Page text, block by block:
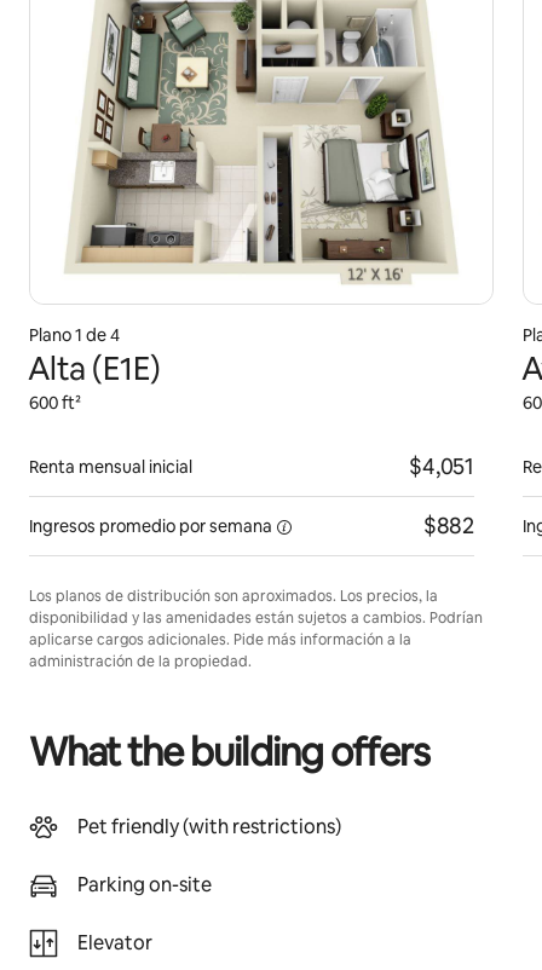
Plano 1 de 4
Alta (E1E)
600 ft²
Renta mensual inicial $4,051
Ingresos promedio porsemana $882
Los planos de distribución son aproximados. Los precios, la
disponibilidad y las amenidades están sujetos a cambios. Podrían
aplicarse cargos adicionales. Pide más información a la
administración de la propiedad.
What the building offers
Pet friendly (with restrictions)
Parking on-site
Elevator